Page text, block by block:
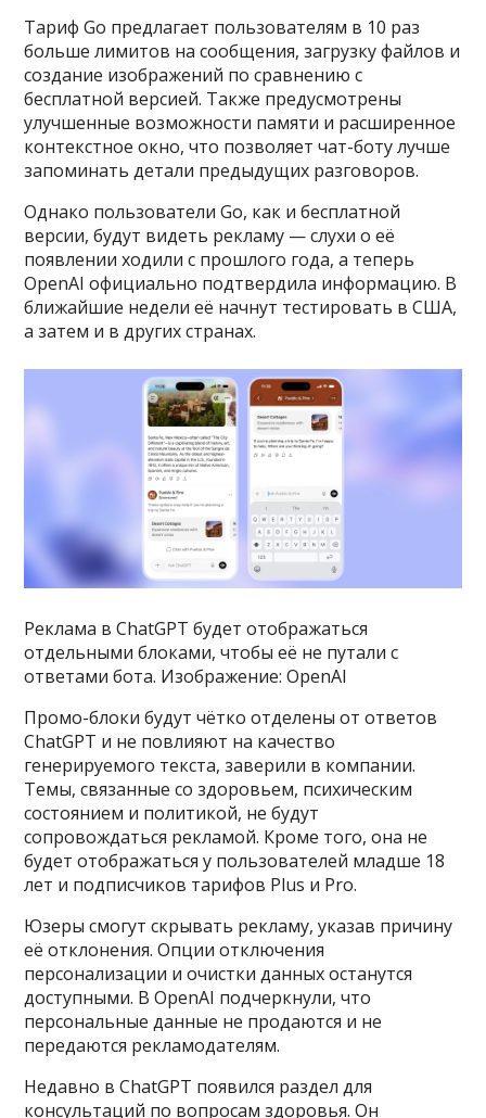
Тариф Go предлагает пользователям в 10 раз
больше лимитов на сообщения, загрузку файлов и
создание изображений по сравнению с
бесплатной версией. Также предусмотрены
улучшенные возможности памяти и расширенное
контекстное окно, что позволяет чат-боту лучше
запоминать детали предыдущих разговоров.
Однако пользователи Go, как и бесплатной
версии, будут видеть рекламу — слухи о её
появлении ходили с прошлого года, а теперь
OpenAI официально подтвердила информацию. В
ближайшие недели её начнут тестировать в США,
а затем и в других странах.
Реклама в ChatGPT будет отображаться
отдельными блоками, чтобы её не путали с
ответами бота. Изображение: OpenAI
Промо-блоки будут чётко отделены от ответов
ChatGPT и не повлияют на качество
генерируемого текста, заверили в компании.
Темы, связанные со здоровьем, психическим
состоянием и политикой, не будут
сопровождаться рекламой. Кроме того, она не
будет отображаться у пользователей младше 18
лет и подписчиков тарифов Plus и Pro.
Юзеры смогут скрывать рекламу, указав причину
её отклонения. Опции отключения
персонализации и очистки данных останутся
доступными. В OpenAI подчеркнули, что
персональные данные не продаются и не
передаются рекламодателям.
Недавно в ChatGPT появился раздел для
консультаций по вопросам здоровья. Он